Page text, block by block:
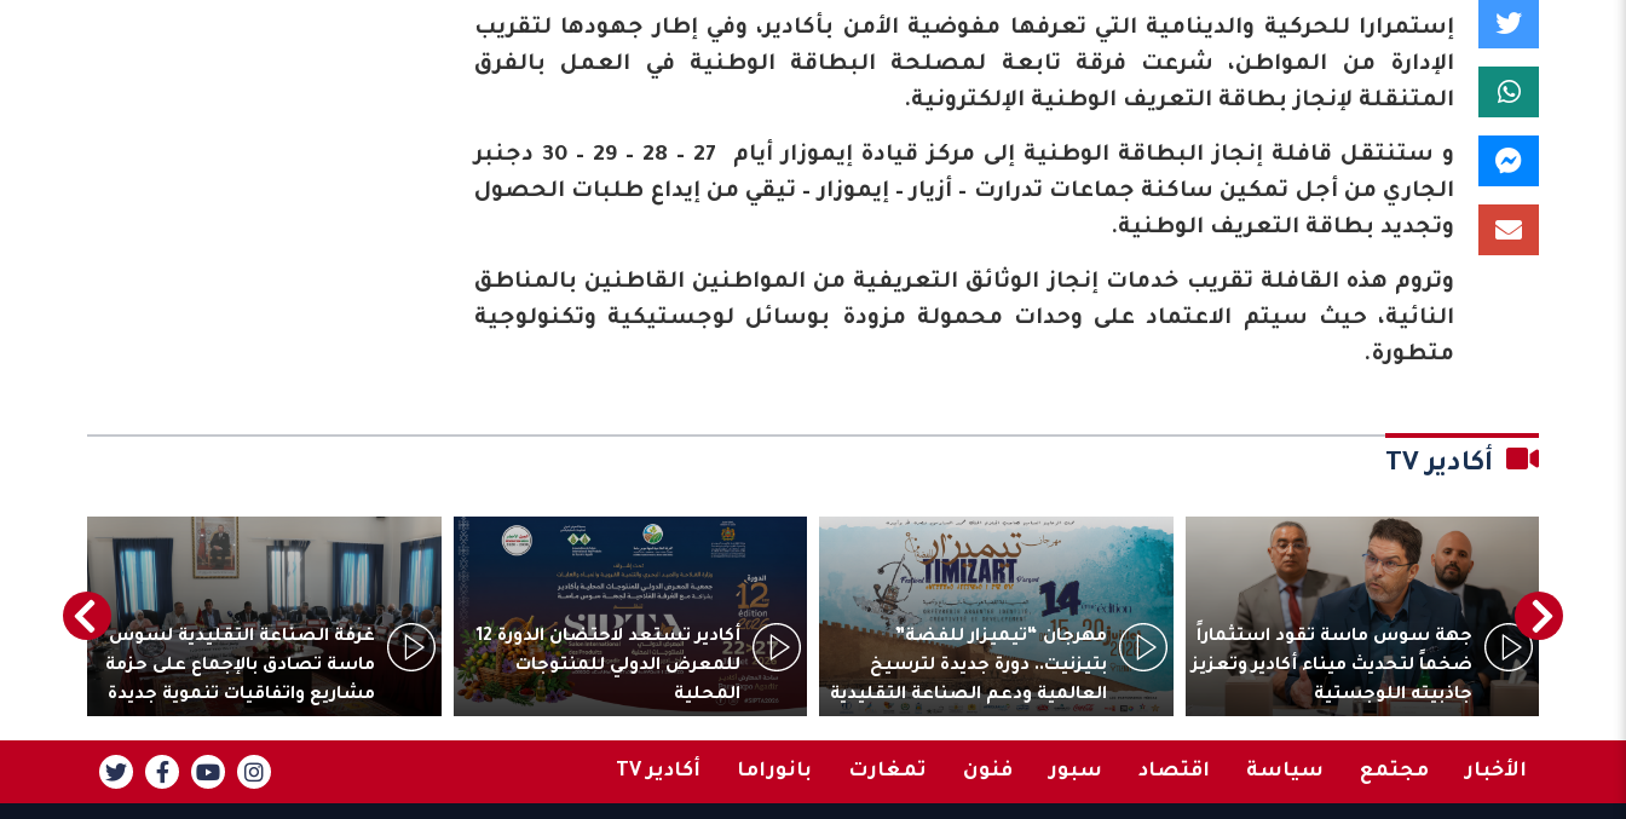
إستمرارا للحركية والدينامية التي تعرفها مفوضية الأمن بأكادير، وفي إطار جهودها لتقريب
الإدارة من المواطن، شرعت فرقة تابعة لمصلحة البطاقة الوطنية في العمل بالفرق
المتنقلة لإنجاز بطاقة التعريف الوطنية الإلكترونية.
و ستنتقل قافلة إنجاز البطاقة الوطنية إلى مركز قيادة إيموزار أيام 27 – 28 – 29 – 30 دجنبر
الجاري من أجل تمكين ساكنة جماعات تدرارت – أزيار – إيموزار – تيقي من إيداع طلبات الحصول
وتجديد بطاقة التعريف الوطنية.
وتروم هذه القافلة تقريب خدمات إنجاز الوثائق التعريفية من المواطنين القاطنين بالمناطق
النائية، حيث سيتم الاعتماد على وحدات محمولة مزودة بوسائل لوجستيكية وتكنولوجية
متطورة.
أكادير TV
جهة سوس ماسة تقود استثماراً
ضخماً لتحديث ميناء أكادير وتعزيز
جاذبيته اللوجستية
مهرجان “تيميزار للفضة”
بتيزنيت.. دورة جديدة لترسيخ
العالمية ودعم الصناعة التقليدية
أكادير تستعد لاحتضان الدورة 12
للمعرض الدولي للمنتوجات
المحلية
غرفة الصناعة التقليدية لسوس
ماسة تصادق بالإجماع على حزمة
مشاريع واتفاقيات تنموية جديدة
الأخبار مجتمع سياسة اقتصاد سبور فنون تمغارت بانوراما أكادير TV